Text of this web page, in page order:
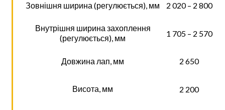
Зовнішня ширина (регулюється), мм 2 020 – 2 800
Внутрішня ширина захоплення
(регулюється), мм
1 705 – 2 570
Довжина лап, мм 2 650
Висота, мм 2 200